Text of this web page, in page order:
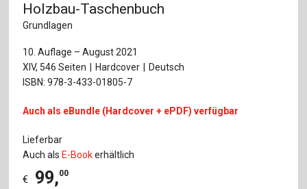
Holzbau-Taschenbuch
Grundlagen
10. Auflage – August 2021
XIV, 546 Seiten
Hardcover
Deutsch
ISBN: 978-3-433-01805-7
Auch als eBundle (Hardcover + ePDF) verfügbar
Lieferbar
Auch als E-Bookerhältlich
€ 99,00